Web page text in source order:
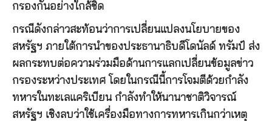
กรองกันอย่างใกล้ชิด
กรณีดังกล่าวสะท้อนว่าการเปลี่ยนแปลงนโยบายของ
สหรัฐฯ ภายใต้การนำของประธานาธิบดีโดนัลด์ ทรัมป์ ส่ง
ผลกระทบต่อความร่วมมือด้านการแลกเปลี่ยนข้อมูลข่าว
กรองระหว่างประเทศ โดยในกรณีนี้การโจมตีด้วยกำลัง
ทหารในทะเลแคริเบียน กำลังทำให้นานาชาติวิจารณ์
สหรัฐฯ เชิงลบว่าใช้เครื่องมือทางการทหารเกินกว่าเหตุ